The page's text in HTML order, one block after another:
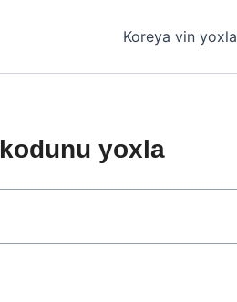
Koreya vin yoxla
kodunu yoxla